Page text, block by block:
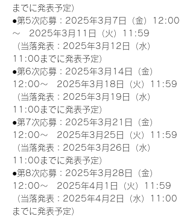
までに発表予定）
●第5次応募：2025年3月7日（金）12:00
～　2025年3月11日（火）11:59
（当落発表：2025年3月12日（水）
11:00までに発表予定）
●第6次応募：2025年3月14日（金）
12:00～　2025年3月18日（火）11:59
（当落発表：2025年3月19日（水）
11:00までに発表予定）
●第7次応募：2025年3月21日（金）
12:00～　2025年3月25日（火）11:59
（当落発表：2025年3月26日（水）
11:00までに発表予定）
●第8次応募：2025年3月28日（金）
12:00～　2025年4月1日（火）11:59
（当落発表：2025年4月2日（水）11:00
までに発表予定）